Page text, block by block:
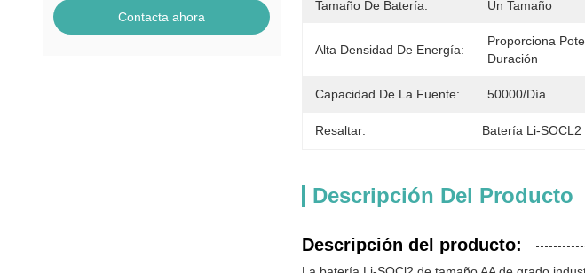
Contacta ahora
Tamaño De Batería: Un Tamaño
Alta Densidad De Energía:
Proporciona
Duración
Capacidad De La Fuente: 50000/día
Resaltar: Batería Li-
Descripción Del Producto
Descripción del producto: